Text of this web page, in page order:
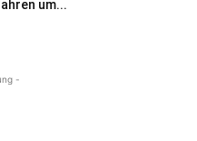
um...
-